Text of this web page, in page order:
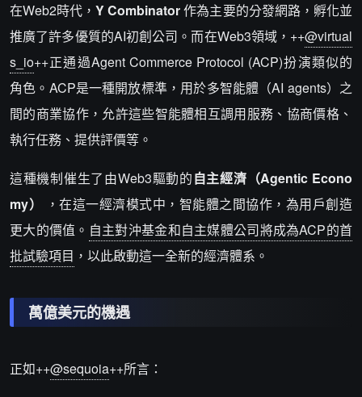
在Web2時代，Y Combinator作為主要的分發網路，孵化並
推廣了許多優質的AI初創公司。而在Web3領域，++@virtual
s_io++正通過Agent Commerce Protocol (ACP)扮演類似的
角色。ACP是一種開放標準，用於多智能體（AI agents）之
間的商業協作，允許這些智能體相互調用服務、協商價格、
執行任務、提供評價等。
這種機制催生了由Web3驅動的自主經濟（Agentic Econo
my）
，在這一經濟模式中，智能體之間協作，為用戶創造
更大的價值。 自主對沖基金和自主媒體公司將成為ACP的首
批試驗項目 ，以此啟動這一全新的經濟體系。
萬億美元的機遇
正如++@sequoia++所言：